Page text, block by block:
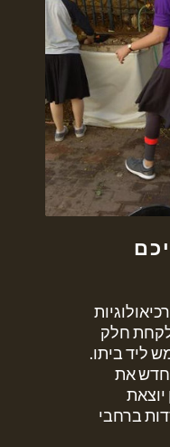
לקחת חלק
ליד ביתו.
את
יוצאת
ברחבי